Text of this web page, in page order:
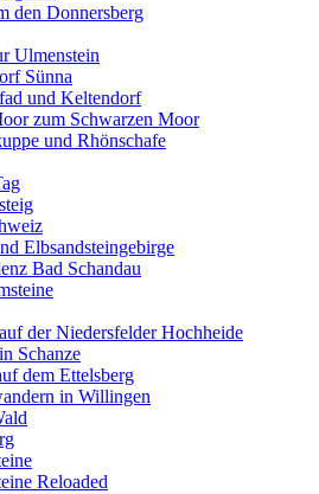
den Donnersberg
Ulmenstein
Sünna
und Keltendorf
zum Schwarzen Moor
und Rhönschafe
Elbsandsteingebirge
Bad Schandau
der Niedersfelder Hochheide
Schanze
dem Ettelsberg
in Willingen
Reloaded